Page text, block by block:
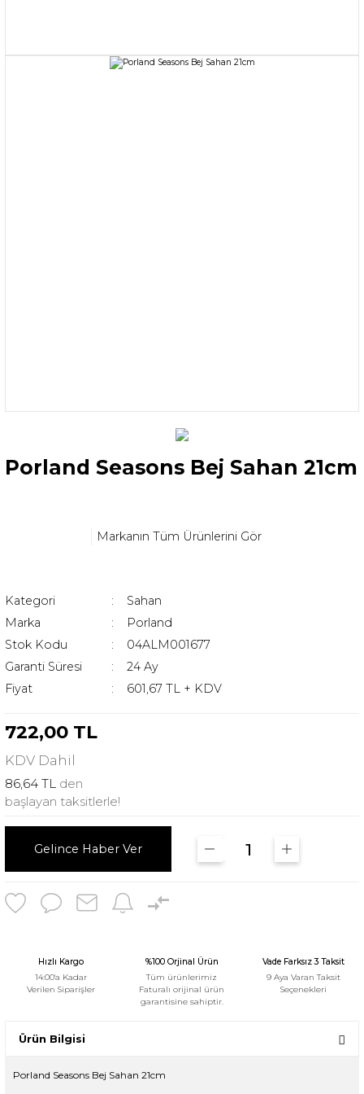
Porland Seasons Bej Sahan 21cm
Markanın Tüm Ürünlerini Gör
Kategori
Sahan
Marka
Porland
Stok Kodu
04ALM001677
Garanti Süresi
24 Ay
Fiyat
601,67 TL + KDV
722,00 TL
KDV Dahil
86,64 TL den
başlayan taksitlerle!
Gelince Haber Ver
Hızlı Kargo
14:00'a Kadar
Verilen Siparişler
%100 Orjinal Ürün
Tüm ürünlerimiz
Faturalı orijinal ürün
garantisine sahiptir.
Vade Farksız 3 Taksit
9 Aya Varan Taksit
Seçenekleri
Ürün Bilgisi
Porland Seasons Bej Sahan 21cm